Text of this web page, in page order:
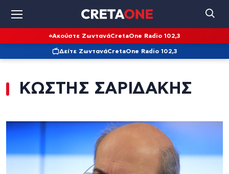
Ακούστε ΖωντανάCretaOne Radio 102,3
Δείτε ΖωντανάCretaOne Radio 102,3
ΚΩΣΤΗΣ ΣΑΡΙΔΑΚΗΣ